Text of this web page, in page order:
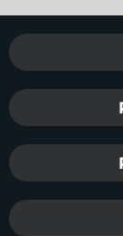
Sidfot